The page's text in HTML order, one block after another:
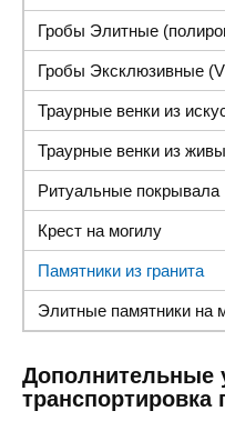
Гробы Элитные
Гробы Эксклюзивные
Траурные венки из
Траурные венки из
Ритуальные покрывала
Крест на могилу
Памятники из гранита
Элитные памятники на
Дополнительные
транспортировка